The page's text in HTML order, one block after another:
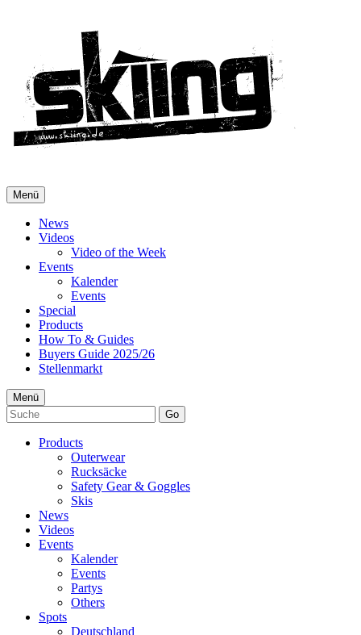
Menü
News
Videos
Video of the Week
Events
Kalender
Events
Special
Products
How To & Guides
Buyers Guide 2025/26
Stellenmarkt
Menü
Go
Products
Outerwear
Rucksäcke
Safety Gear & Goggles
Skis
News
Videos
Events
Kalender
Events
Partys
Others
Spots
Deutschland